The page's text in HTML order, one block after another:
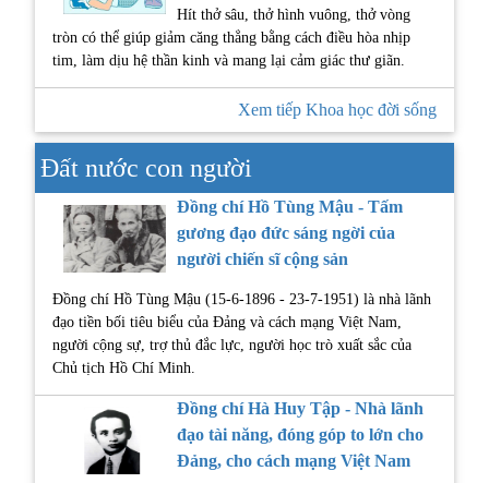
Hít thở sâu, thở hình vuông, thở vòng
tròn có thể giúp giảm căng thẳng bằng cách điều hòa nhịp
tim, làm dịu hệ thần kinh và mang lại cảm giác thư giãn.
Xem tiếp Khoa học đời sống
Đất nước con người
Đồng chí Hồ Tùng Mậu - Tấm
gương đạo đức sáng ngời của
người chiến sĩ cộng sản
Đồng chí Hồ Tùng Mậu (15-6-1896 - 23-7-1951) là nhà lãnh
đạo tiền bối tiêu biểu của Đảng và cách mạng Việt Nam,
người cộng sự, trợ thủ đắc lực, người học trò xuất sắc của
Chủ tịch Hồ Chí Minh.
Đồng chí Hà Huy Tập - Nhà lãnh
đạo tài năng, đóng góp to lớn cho
Đảng, cho cách mạng Việt Nam